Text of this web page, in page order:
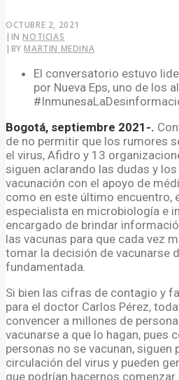
OCTUBRE 2, 2021
| INNOTICIAS
| BYMARTIN MEDINA
El conversatorio estuvo
por Nueva Eps, uno de los
Bogotá, septiembre 2021-.
de no permitir que los rumores
el virus, Afidro y 13
siguen aclarando las dudas y
vacunación con el apoyo de
como en este último encuentro,
especialista en microbiología e
encargado de brindar
las vacunas para que cada vez
tomar la decisión de vacunarse
fundamentada.
Si bien las cifras de contagio y
para el doctor Carlos Pérez,
convencer a millones de
vacunarse a que lo hagan, pues
personas no se vacunan, siguen
circulación del virus y pueden
que podrían hacernos comenzar